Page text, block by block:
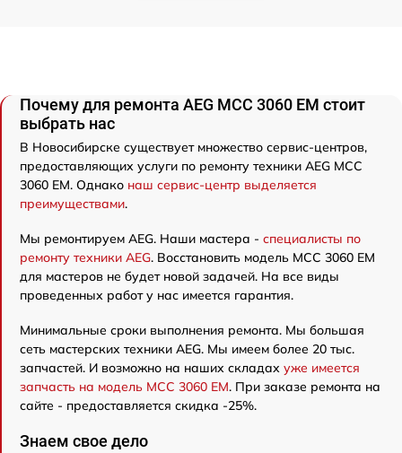
Почему для ремонта AEG MCC 3060 EM стоит
выбрать нас
В Новосибирске существует множество сервис-центров,
предоставляющих услуги по ремонту техники AEG MCC
3060 EM. Однако наш сервис-центр выделяется
преимуществами.
Мы ремонтируем AEG. Наши мастера - специалисты по
ремонту техники AEG. Восстановить модель MCC 3060 EM
для мастеров не будет новой задачей. На все виды
проведенных работ у нас имеется гарантия.
Минимальные сроки выполнения ремонта. Мы большая
сеть мастерских техники AEG. Мы имеем более 20 тыс.
запчастей. И возможно на наших складах уже имеется
запчасть на модель MCC 3060 EM. При заказе ремонта на
сайте - предоставляется скидка -25%.
Знаем свое дело